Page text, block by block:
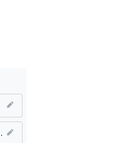
and infrastructure